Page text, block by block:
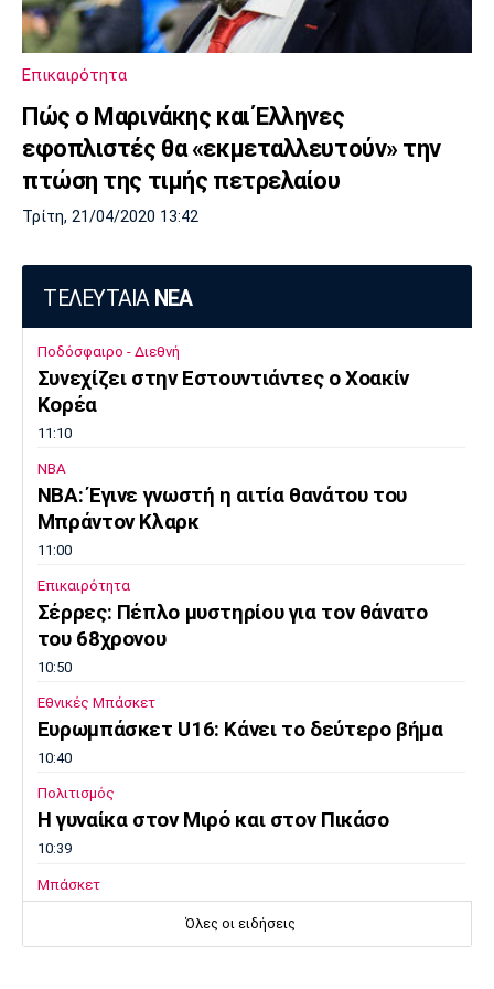
Πόρτο Μπενφίκα
Επικαιρότητα
Πώς ο Μαρινάκης και Έλληνες
εφοπλιστές θα «εκμεταλλευτούν» την
πτώση της τιμής πετρελαίου
Τρίτη, 21/04/2020 13:42
ΤΕΛΕΥΤΑΙΑ ΝΕΑ
Ποδόσφαιρο - Διεθνή
Συνεχίζει στην Εστουντιάντες ο Χοακίν
Κορέα
11:10
NBA
ΝΒΑ: Έγινε γνωστή η αιτία θανάτου του
Μπράντον Κλαρκ
11:00
Επικαιρότητα
Σέρρες: Πέπλο μυστηρίου για τον θάνατο
του 68χρονου
10:50
Εθνικές Μπάσκετ
Ευρωμπάσκετ U16: Κάνει το δεύτερο βήμα
10:40
Πολιτισμός
Η γυναίκα στον Μιρό και στον Πικάσο
10:39
Μπάσκετ
Ανακοινώθηκε από τους Λόντον Λάιονς ο
Όλες οι ειδήσεις